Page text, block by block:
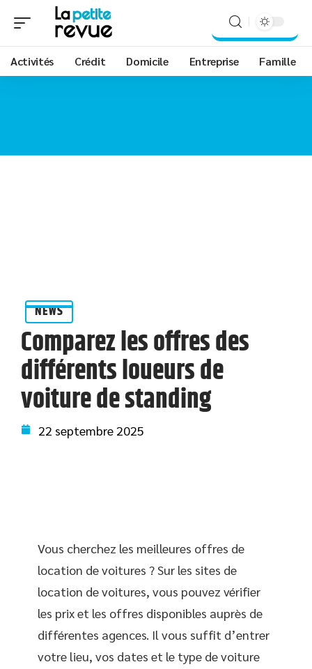
Activités Crédit Domicile Entreprise Famille
NEWS
Comparez les offres des
différents loueurs de
voiture de standing
22 septembre 2025
Vous cherchez les meilleures offres de
location de voitures ? Sur les sites de
location de voitures, vous pouvez vérifier
les prix et les offres disponibles auprès de
différentes agences. Il vous suffit d’entrer
votre lieu, vos dates et le type de voiture